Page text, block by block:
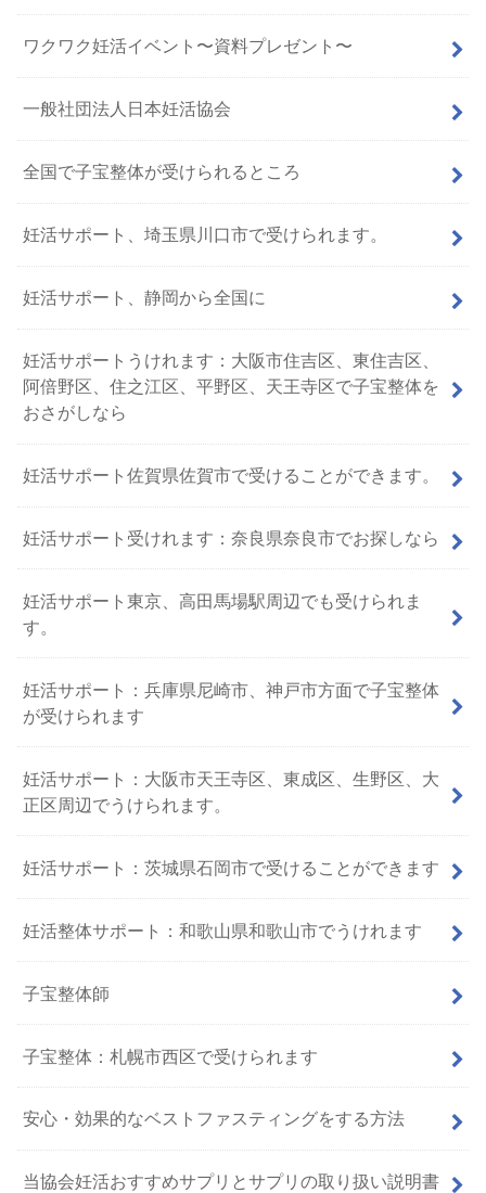
ワクワク妊活イベント〜資料プレゼント〜
一般社団法人日本妊活協会
全国で子宝整体が受けられるところ
妊活サポート、埼玉県川口市で受けられます。
妊活サポート、静岡から全国に
妊活サポートうけれます：大阪市住吉区、東住吉区、
阿倍野区、住之江区、平野区、天王寺区で子宝整体を
おさがしなら
妊活サポート佐賀県佐賀市で受けることができます。
妊活サポート受けれます：奈良県奈良市でお探しなら
妊活サポート東京、高田馬場駅周辺でも受けられま
す。
妊活サポート：兵庫県尼崎市、神戸市方面で子宝整体
が受けられます
妊活サポート：大阪市天王寺区、東成区、生野区、大
正区周辺でうけられます。
妊活サポート：茨城県石岡市で受けることができます
妊活整体サポート：和歌山県和歌山市でうけれます
子宝整体師
子宝整体：札幌市西区で受けられます
安心・効果的なベストファスティングをする方法
当協会妊活おすすめサプリとサプリの取り扱い説明書